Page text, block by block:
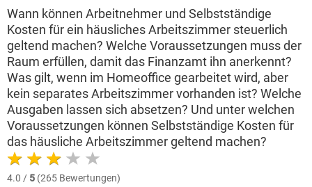
Wann können Arbeitnehmer und Selbstständige
Kosten für ein häusliches Arbeitszimmer steuerlich
geltend machen? Welche Voraussetzungen muss der
Raum erfüllen, damit das Finanzamt ihn anerkennt?
Was gilt, wenn im Homeoffice gearbeitet wird, aber
kein separates Arbeitszimmer vorhanden ist? Welche
Ausgaben lassen sich absetzen? Und unter welchen
Voraussetzungen können Selbstständige Kosten für
das häusliche Arbeitszimmer geltend machen?
4.0 / 5 (265 Bewertungen)